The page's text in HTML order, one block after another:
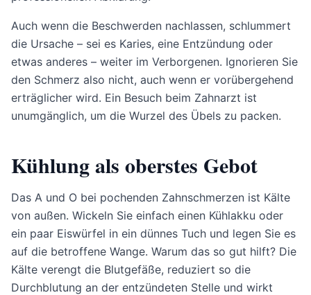
Auch wenn die Beschwerden nachlassen, schlummert
die Ursache – sei es Karies, eine Entzündung oder
etwas anderes – weiter im Verborgenen. Ignorieren Sie
den Schmerz also nicht, auch wenn er vorübergehend
erträglicher wird. Ein Besuch beim Zahnarzt ist
unumgänglich, um die Wurzel des Übels zu packen.
Kühlung als oberstes Gebot
Das A und O bei pochenden Zahnschmerzen ist Kälte
von außen. Wickeln Sie einfach einen Kühlakku oder
ein paar Eiswürfel in ein dünnes Tuch und legen Sie es
auf die betroffene Wange. Warum das so gut hilft? Die
Kälte verengt die Blutgefäße, reduziert so die
Durchblutung an der entzündeten Stelle und wirkt